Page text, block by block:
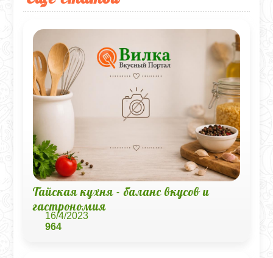
Тайская кухня - баланс вкусов и
гастрономия
16/4/2023
964